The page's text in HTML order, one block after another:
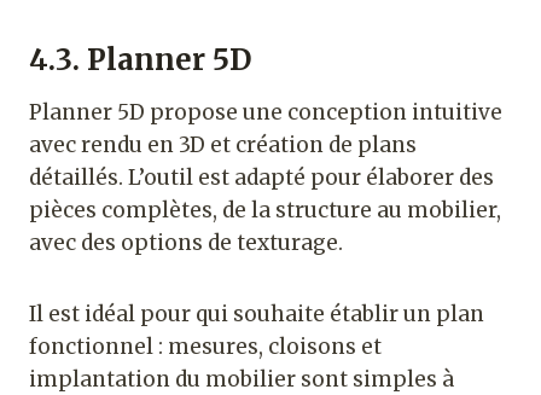
4.3. Planner 5D
Planner 5D propose une conception intuitive
avec rendu en 3D et création de plans
détaillés. L’outil est adapté pour élaborer des
pièces complètes, de la structure au mobilier,
avec des options de texturage.
Il est idéal pour qui souhaite établir un plan
fonctionnel : mesures, cloisons et
implantation du mobilier sont simples à